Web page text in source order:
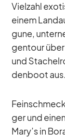
Viel­zahl
ei­nem
gune,
gen­tour
und
den­boot aus.
ger und
Mary’s in